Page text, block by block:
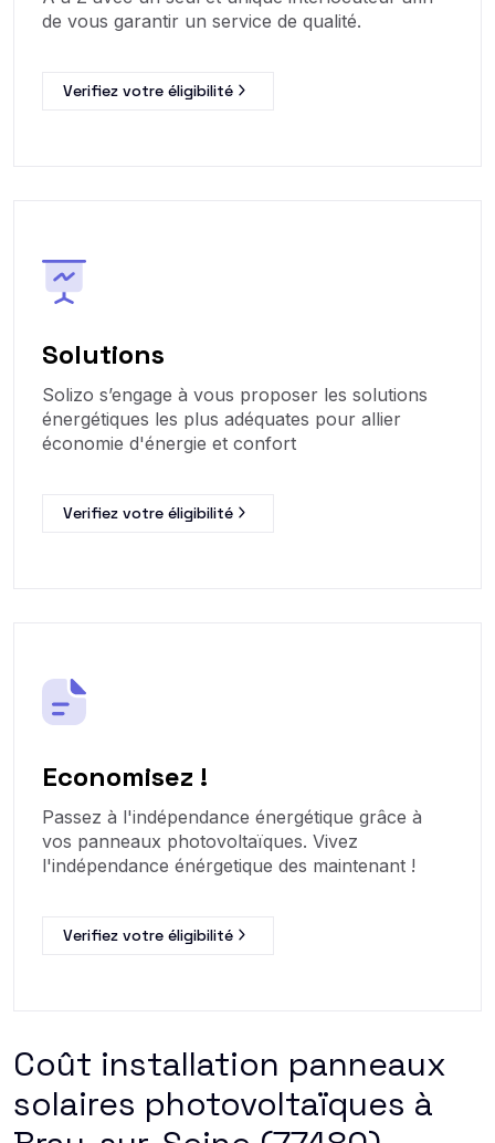
de vous garantir un service de qualité.
Verifiez votre éligibilité
Solutions
Solizo s’engage à vous proposer les solutions
énergétiques les plus adéquates pour allier
économie d'énergie et confort
Verifiez votre éligibilité
Economisez !
Passez à l'indépendance énergétique grâce à
vos panneaux photovoltaïques. Vivez
l'indépendance énérgetique des maintenant !
Verifiez votre éligibilité
Coût installation panneaux
solaires photovoltaïques à